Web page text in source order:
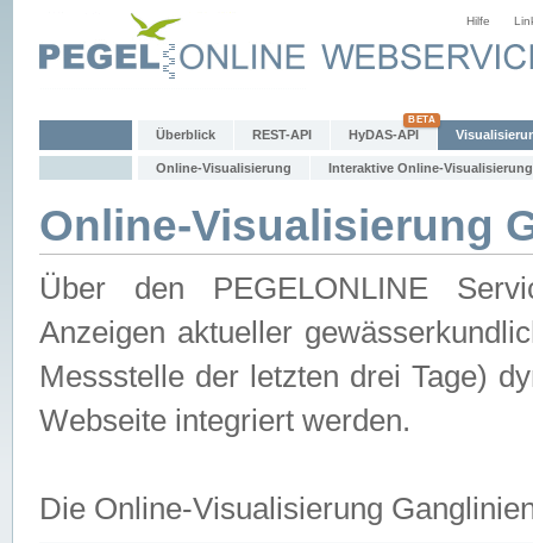
Hilfe
Überblick REST-API HyDAS-API
Online-Visualisierung Interaktive Online-Visualisierung
Online-Visualisierung
Über den PEGELONLINE
Anzeigen aktueller
Messstelle der letzten drei Tage)
Webseite integriert werden.
Die Online-Visualisierung